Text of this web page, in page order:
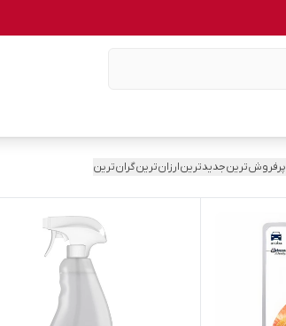
پرفروش‌ترینجدیدترینارزان‌ترینگران‌ترین